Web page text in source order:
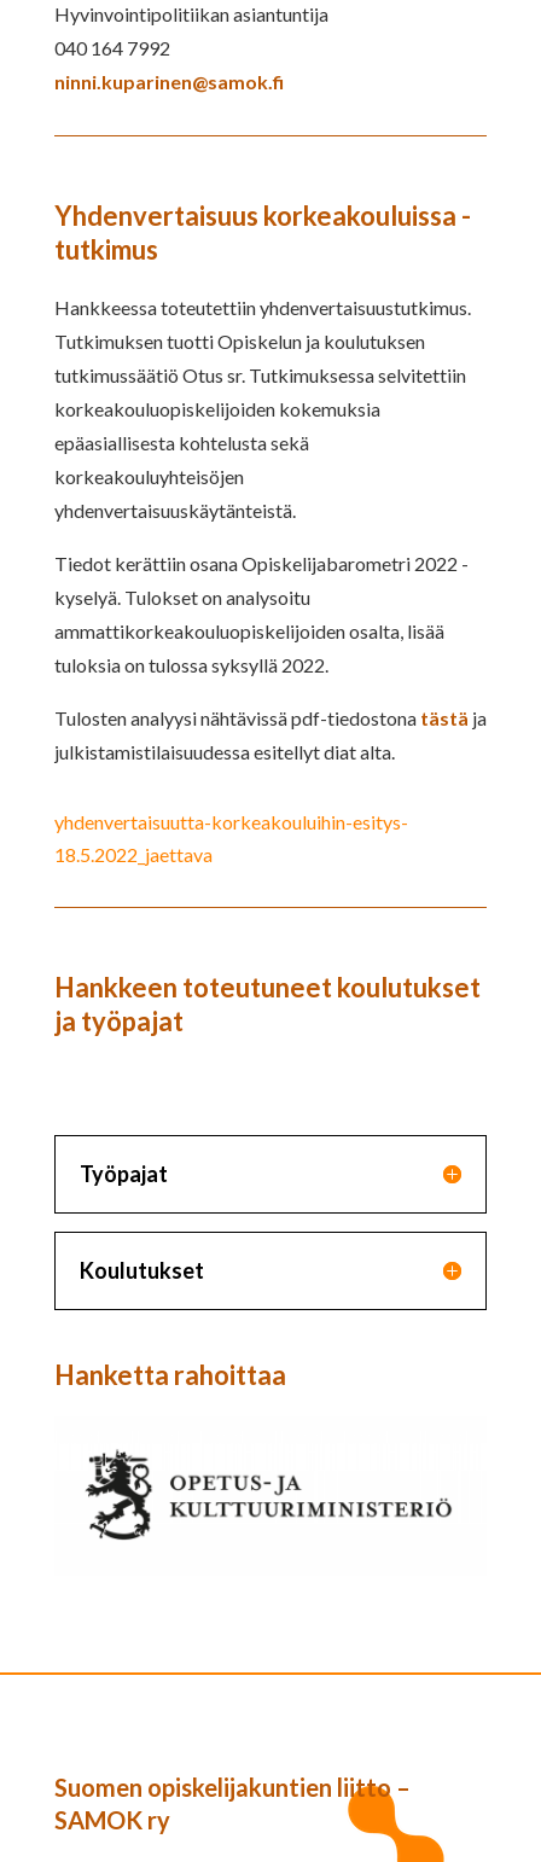
Hyvinvointipolitiikan asiantuntija
040 164 7992
ninni.kuparinen@samok.fi
Yhdenvertaisuus korkeakouluissa -
tutkimus
Hankkeessa toteutettiin yhdenvertaisuustutkimus.
Tutkimuksen tuotti Opiskelun ja koulutuksen
tutkimussäätiö Otus sr. Tutkimuksessa selvitettiin
korkeakouluopiskelijoiden kokemuksia
epäasiallisesta kohtelusta sekä
korkeakouluyhteisöjen
yhdenvertaisuuskäytänteistä.
Tiedot kerättiin osana Opiskelijabarometri 2022 -
kyselyä. Tulokset on analysoitu
ammattikorkeakouluopiskelijoiden osalta, lisää
tuloksia on tulossa syksyllä 2022.
Tulosten analyysi nähtävissä pdf-tiedostona tästä ja
julkistamistilaisuudessa esitellyt diat alta.
yhdenvertaisuutta-korkeakouluihin-esitys-
18.5.2022_jaettava
Hankkeen toteutuneet koulutukset
ja työpajat
Työpajat
Koulutukset
Hanketta rahoittaa
Suomen opiskelijakuntien liitto –
SAMOK ry